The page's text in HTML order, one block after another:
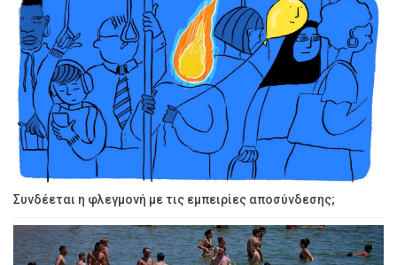
Συνδέεται η φλεγμονή με τις εμπειρίες αποσύνδεσης;